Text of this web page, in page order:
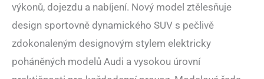
výkonů, dojezdu a nabíjení. Nový model ztělesňuje
design sportovně dynamického SUV s pečlivě
zdokonaleným designovým stylem elektricky
poháněných modelů Audi a vysokou úrovní